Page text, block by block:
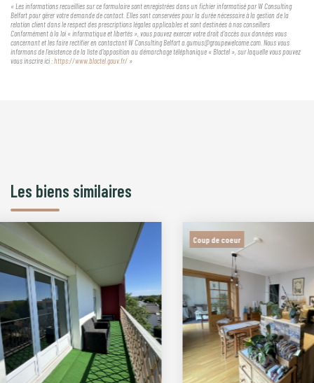
« Les informations recueillies sur ce formulaire sont enregistrées dans un fichier informatisé par W Consulting
Belfort pour gérer votre demande de contact. Elles sont conservées pour la durée nécessaire à la gestion de la
relation client dans le respect des prescriptions légales applicables et sont destinées à nos conseillers
Conformément à la loi « informatique et libertés », vous pouvez exercer votre droit d'accès aux données vous
concernant et les faire rectifier en contactant W Consulting Belfort a.gumus@groupewelcome.com. Nous vous
informons de l'existence de la liste d'opposition au démarchage téléphonique « Bloctel », sur laquelle vous pouvez
vous inscrire ici :https://www.bloctel.gouv.fr/ »
Les biens similaires
Coup de coeur